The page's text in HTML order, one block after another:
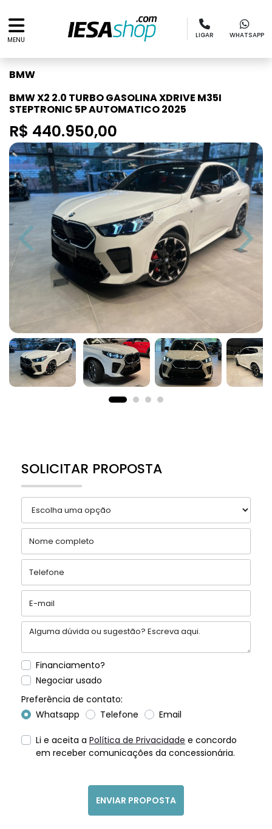
MENU
LIGAR WHATSAPP
BMW
BMW X2 2.0 TURBO GASOLINA XDRIVE M35I
STEPTRONIC 5P AUTOMATICO 2025
R$ 440.950,00
Previous Next
SOLICITAR PROPOSTA
Financiamento?
Negociar usado
Preferência de contato:
Whatsapp
Telefone Email
Li e aceita a Política de Privacidade e concordo
em receber comunicações da concessionária.
ENVIAR PROPOSTA